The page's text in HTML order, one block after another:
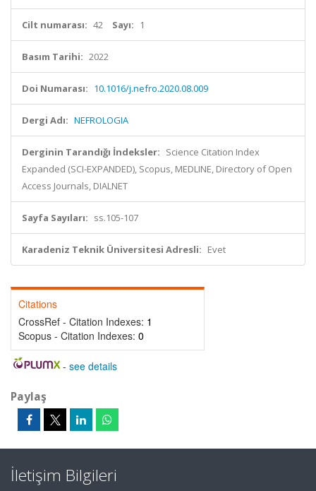
Cilt numarası: 42 Sayı: 1
Basım Tarihi: 2022
Doi Numarası: 10.1016/j.nefro.2020.08.009
Dergi Adı: NEFROLOGIA
Derginin Tarandığı İndeksler: Science Citation Index
Expanded (SCI-EXPANDED), Scopus, MEDLINE, Directory of Open
Access Journals, DIALNET
Sayfa Sayıları: ss.105-107
Karadeniz Teknik Üniversitesi Adresli: Evet
Citations
CrossRef - Citation Indexes: 1
Scopus - Citation Indexes: 0
- see details
Paylaş
İletişim Bilgileri